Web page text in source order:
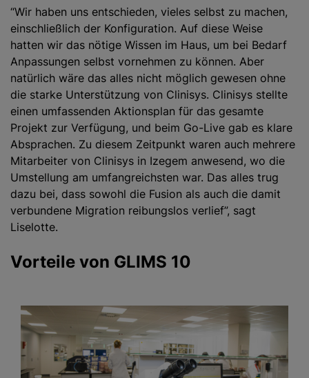
“Wir haben uns entschieden, vieles selbst zu machen,
einschließlich der Konfiguration. Auf diese Weise
hatten wir das nötige Wissen im Haus, um bei Bedarf
Anpassungen selbst vornehmen zu können. Aber
natürlich wäre das alles nicht möglich gewesen ohne
die starke Unterstützung von Clinisys. Clinisys stellte
einen umfassenden Aktionsplan für das gesamte
Projekt zur Verfügung, und beim Go-Live gab es klare
Absprachen. Zu diesem Zeitpunkt waren auch mehrere
Mitarbeiter von Clinisys in Izegem anwesend, wo die
Umstellung am umfangreichsten war. Das alles trug
dazu bei, dass sowohl die Fusion als auch die damit
verbundene Migration reibungslos verlief”, sagt
Liselotte.
Vorteile von GLIMS 10